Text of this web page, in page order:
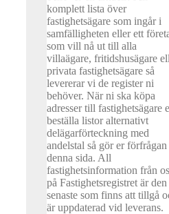
komplett lista över
fastighetsägare som ingår i
samfälligheten eller ett
som vill nå ut till alla
villaägare, fritidshusägare
privata fastighetsägare så
levererar vi de register ni
behöver. När ni ska köpa
adresser till fastighetsägare
beställa listor alternativt
delägarförteckning med
andelstal så gör er förfrågan
denna sida. All
fastighetsinformation från
på Fastighetsregistret är den
senaste som finns att tillgå
är uppdaterad vid leverans.